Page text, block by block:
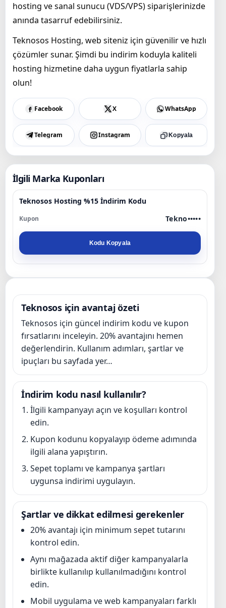
hosting ve sanal sunucu (VDS/VPS) siparişlerinizde
anında tasarruf edebilirsiniz.
Teknosos Hosting, web siteniz için güvenilir ve hızlı
çözümler sunar. Şimdi bu indirim koduyla kaliteli
hosting hizmetine daha uygun fiyatlarla sahip
olun!
Facebook X WhatsApp
Telegram Instagram Kopyala
İlgili Marka Kuponları
Teknosos Hosting %15 İndirim Kodu
Tekno•••••
Kodu Kopyala
Teknosos için avantaj özeti
Teknosos için güncel indirim kodu ve kupon
fırsatlarını inceleyin. 20% avantajını hemen
değerlendirin. Kullanım adımları, şartlar ve
ipuçları bu sayfada yer…
İndirim kodu nasıl kullanılır?
İlgili kampanyayı açın ve koşulları kontrol
edin.
Kupon kodunu kopyalayıp ödeme adımında
ilgili alana yapıştırın.
Sepet toplamı ve kampanya şartları
uygunsa indirimi uygulayın.
Şartlar ve dikkat edilmesi gerekenler
20% avantajı için minimum sepet tutarını
kontrol edin.
Aynı mağazada aktif diğer kampanyalarla
birlikte kullanılıp kullanılmadığını kontrol
edin.
Mobil uygulama ve web kampanyaları farklı